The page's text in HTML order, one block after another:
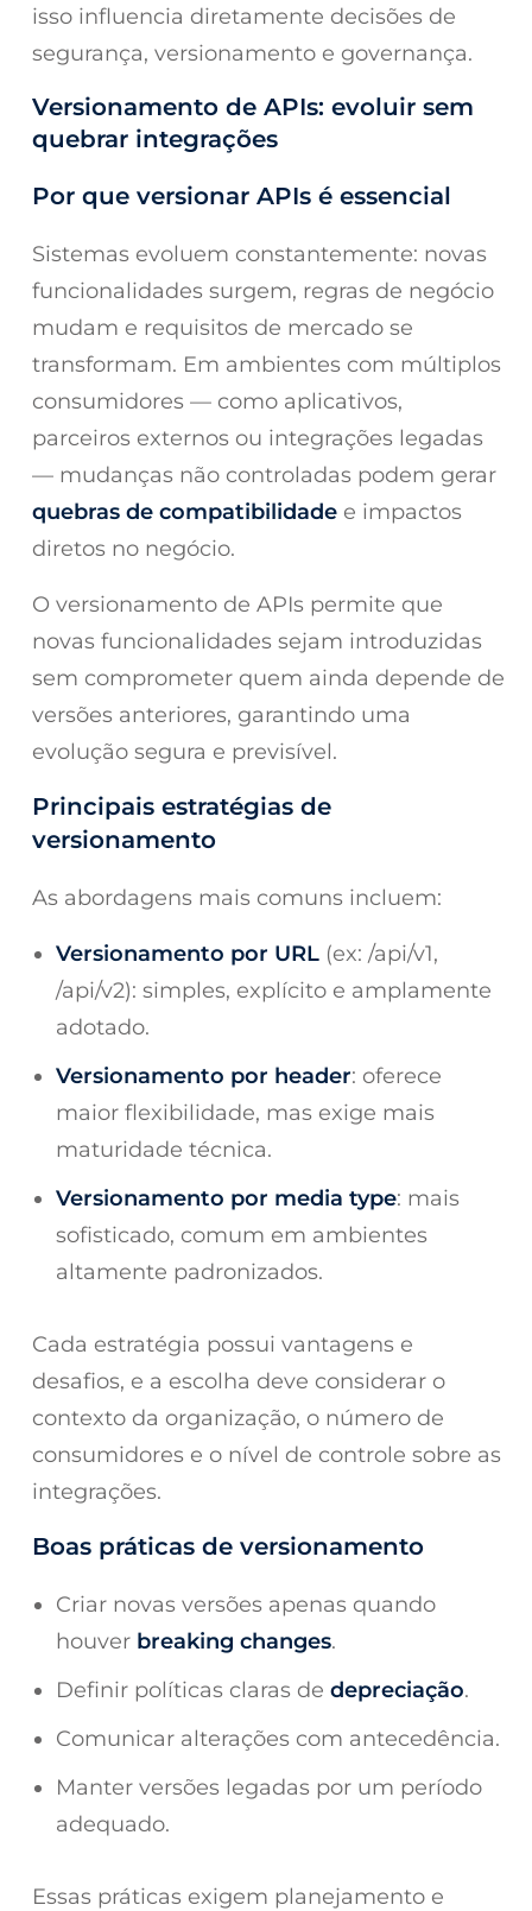
isso influencia diretamente decisões de
segurança, versionamento e governança.
Versionamento de APIs: evoluir sem
quebrar integrações
Por que versionar APIs é essencial
Sistemas evoluem constantemente: novas
funcionalidades surgem, regras de negócio
mudam e requisitos de mercado se
transformam. Em ambientes com múltiplos
consumidores — como aplicativos,
parceiros externos ou integrações legadas
— mudanças não controladas podem gerar
quebras de compatibilidade e impactos
diretos no negócio.
O versionamento de APIs permite que
novas funcionalidades sejam introduzidas
sem comprometer quem ainda depende de
versões anteriores, garantindo uma
evolução segura e previsível.
Principais estratégias de
versionamento
As abordagens mais comuns incluem:
Versionamento por URL (ex:/api/v1,
/api/v2): simples, explícito e amplamente
adotado.
Versionamento por header: oferece
maior flexibilidade, mas exige mais
maturidade técnica.
Versionamento por media type: mais
sofisticado, comum em ambientes
altamente padronizados.
Cada estratégia possui vantagens e
desafios, e a escolha deve considerar o
contexto da organização, o número de
consumidores e o nível de controle sobre as
integrações.
Boas práticas de versionamento
Criar novas versões apenas quando
houver breaking changes.
Definir políticas claras dedepreciação.
Comunicar alterações com antecedência.
Manter versões legadas por um período
adequado.
Essas práticas exigem planejamento e